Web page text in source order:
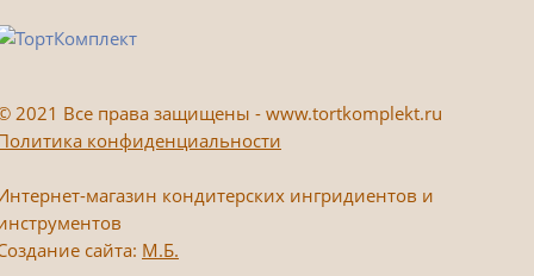
2021 Все права защищены - www.tortkomplekt.ru
конфиденциальности
магазин кондитерских ингридиентов и
сайта: М.Б.